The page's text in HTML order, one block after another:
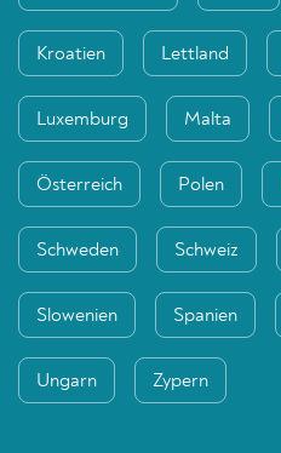
Kroatien Lettland
Luxemburg Malta
Österreich Polen
Schweden Schweiz
Slowenien Spanien
Ungarn Zypern